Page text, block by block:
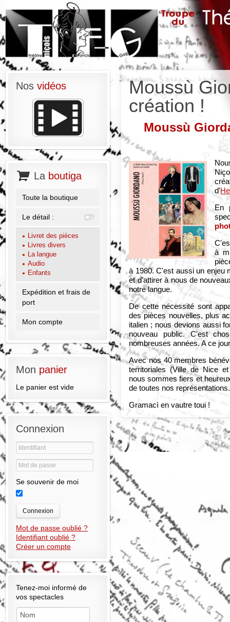
Moussù
création !
Moussù
d'
En
à
à 1980. C'est aussi un enjeu
et d'attirer à nous de
notre langue.
De cette nécessité sont
des pièces nouvelles, plus
italien ; nous devions aussi
nouveau public. C'est
nombreuses années. A ce
Avec nos 40 membres
territoriales (Ville de Nice
nous sommes fiers et
de toutes nos représentations.
Gramacì en vautre toui !
Nos vidéos
La boutiga
Toute la boutique
Le détail :
Livret des pièces
Livres divers
La langue
Audio
Enfants
Expédition et frais de
port
Mon compte
Mon panier
Le panier est vide
Connexion
Se souvenir de moi
Connexion
Mot de passe oublié ?
Identifiant oublié ?
Créer un compte
Tenez-moi informé de
vos spectacles